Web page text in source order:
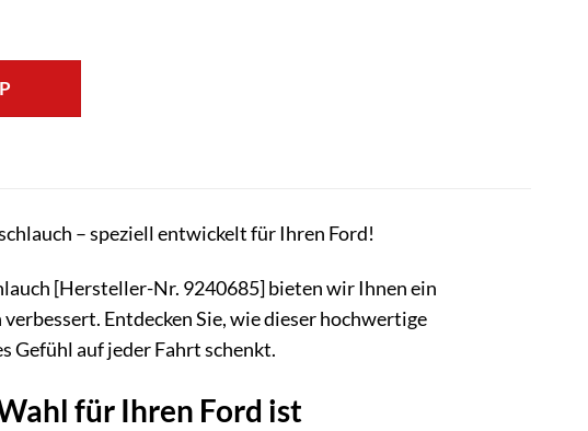
– speziell entwickelt für Ihren Ford!
[Hersteller-Nr. 9240685] bieten wir Ihnen ein
Entdecken Sie, wie dieser hochwertige
Gefühl auf jeder Fahrt schenkt.
für Ihren Ford ist